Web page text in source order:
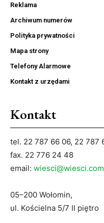
Reklama
Archiwum numerów
Polityka prywatności
Mapa strony
Telefony Alarmowe
Kontakt z urzędami
Kontakt
tel. 22 787 66 06, 22 787
fax. 22 776 24 48
email:
05–200 Wołomin,
ul. Kościelna 5/7 II piętro